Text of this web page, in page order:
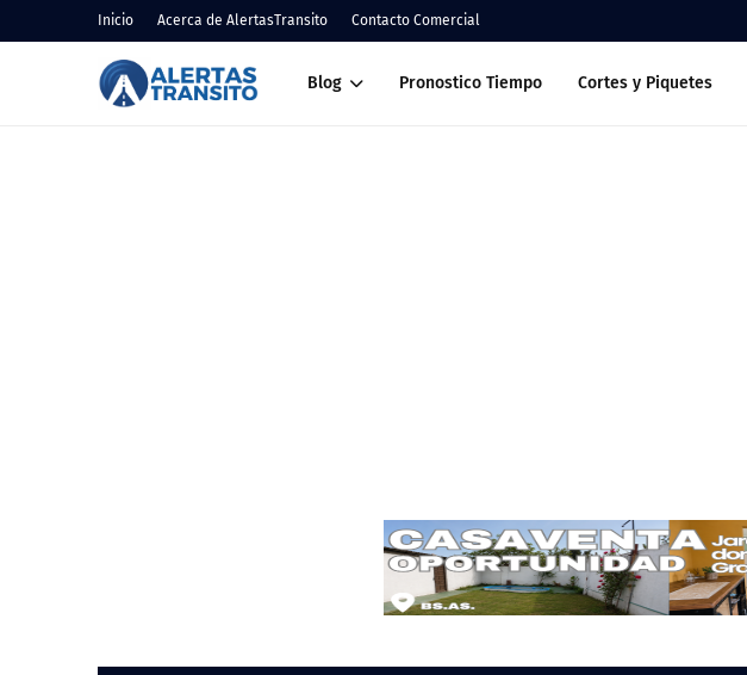
Inicio Acerca de AlertasTransito Contacto Comercial
Blog Pronostico Tiempo Cortes y Piquetes